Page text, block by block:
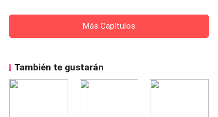
Más Capítulos
También te gustarán